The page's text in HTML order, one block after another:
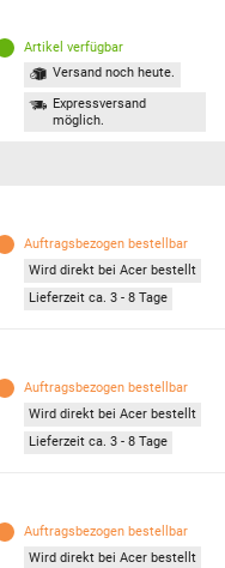
Artikel verfügbar
Versand noch heute.
Expressversand
möglich.
Auftragsbezogen bestellbar
Wird direkt bei Acer bestellt
Lieferzeit ca. 3 - 8 Tage
Auftragsbezogen bestellbar
Wird direkt bei Acer bestellt
Lieferzeit ca. 3 - 8 Tage
Auftragsbezogen bestellbar
Wird direkt bei Acer bestellt